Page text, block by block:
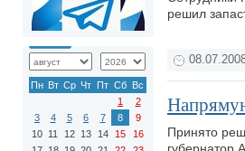
Пн Вт Ср Чт Пт Сб Вс
1
2
3
4 5 6 7 8
9
10 11 12 13 14 15
16
решил
Принято